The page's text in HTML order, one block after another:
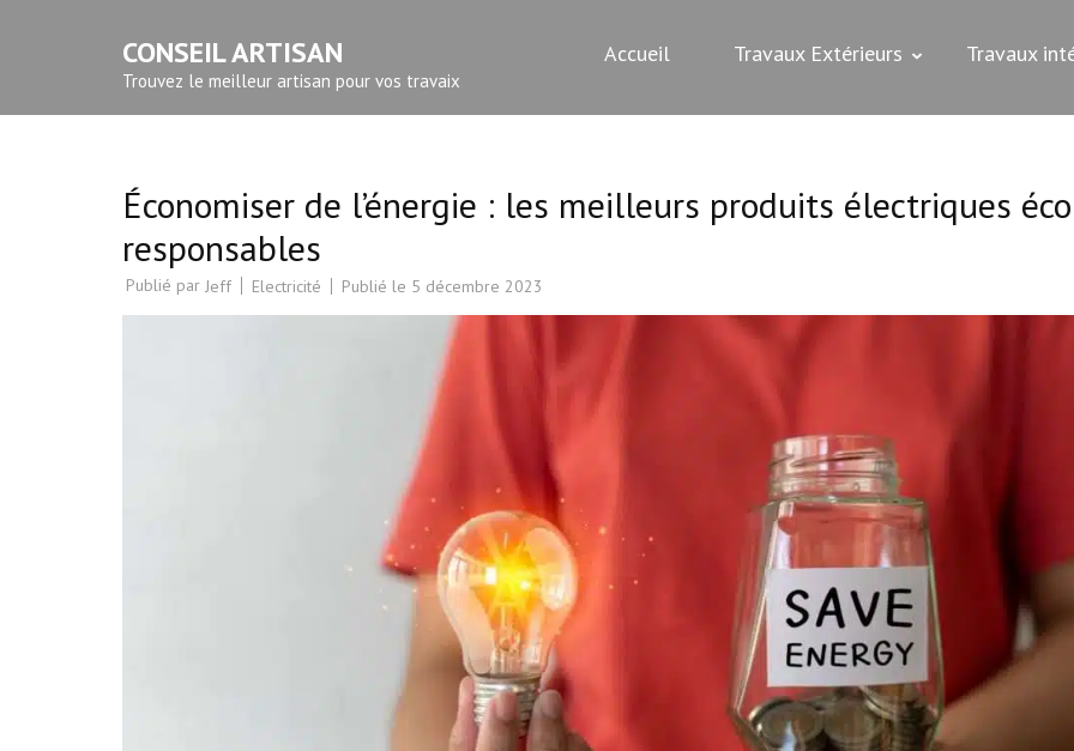
(Pressez
CONSEIL ARTISAN
Trouvez le meilleur artisan pour vos travaix
Accueil Travaux Extérieurs Travaux
Économiser de l’énergie : les meilleurs produits électriques
responsables
Publié par Jeff Electricité Publié le 5 décembre 2023